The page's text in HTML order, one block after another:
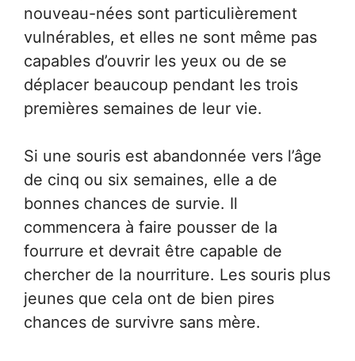
nouveau-nées sont particulièrement
vulnérables, et elles ne sont même pas
capables d’ouvrir les yeux ou de se
déplacer beaucoup pendant les trois
premières semaines de leur vie.
Si une souris est abandonnée vers l’âge
de cinq ou six semaines, elle a de
bonnes chances de survie. Il
commencera à faire pousser de la
fourrure et devrait être capable de
chercher de la nourriture. Les souris plus
jeunes que cela ont de bien pires
chances de survivre sans mère.